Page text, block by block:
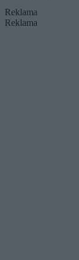
Reklama
Reklama